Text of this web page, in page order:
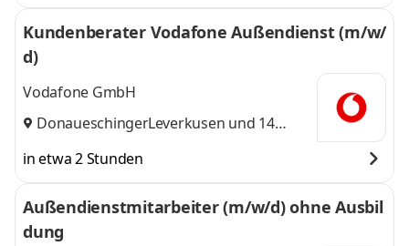
Kundenberater Vodafone Außendienst (m/w/
d)
Vodafone GmbH
Donaueschingen,
Leverkusen und 14
in etwa 2 Stunden
Außendienstmitarbeiter (m/w/d) ohne Ausbil
dung